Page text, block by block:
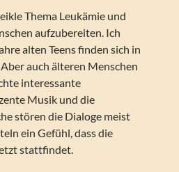
Thema Leukämie und
aufzubereiten. Ich
alten Teens finden sich in
auch älteren Menschen
interessante
Musik und die
stören die Dialoge meist
ein Gefühl, dass die
stattfindet.